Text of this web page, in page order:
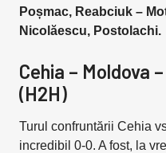
Poșmac, Reabciuk –
Nicolăescu, Postolachi.
Cehia – Moldova
(H2H)
Turul confruntării Cehia
incredibil 0-0. A fost, la